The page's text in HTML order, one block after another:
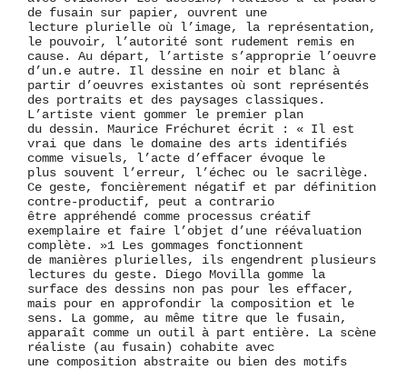
de fusain sur papier, ouvrent une
lecture plurielle où l’image, la représentation,
le pouvoir, l’autorité sont rudement remis en
cause. Au départ, l’artiste s’approprie l’oeuvre
d’un.e autre. Il dessine en noir et blanc à
partir d’oeuvres existantes où sont représentés
des portraits et des paysages classiques.
L’artiste vient gommer le premier plan
du dessin. Maurice Fréchuret écrit : « Il est
vrai que dans le domaine des arts identifiés
comme visuels, l’acte d’effacer évoque le
plus souvent l’erreur, l’échec ou le sacrilège.
Ce geste, foncièrement négatif et par définition
contre-productif, peut a contrario
être appréhendé comme processus créatif
exemplaire et faire l’objet d’une réévaluation
complète. »1 Les gommages fonctionnent
de manières plurielles, ils engendrent plusieurs
lectures du geste. Diego Movilla gomme la
surface des dessins non pas pour les effacer,
mais pour en approfondir la composition et le
sens. La gomme, au même titre que le fusain,
apparaît comme un outil à part entière. La scène
réaliste (au fusain) cohabite avec
une composition abstraite ou bien des motifs